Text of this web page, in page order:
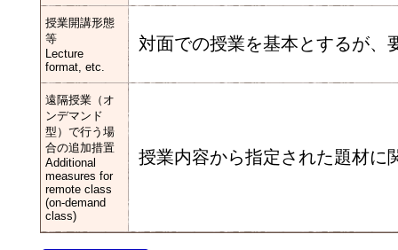
授業開講形態
等
Lecture
format, etc.
対面での授業を基本とするが、
遠隔授業（オ
ンデマンド
型）で行う場
合の追加措置
Additional
measures for
remote class
(on-demand
class)
授業内容から指定された題材に